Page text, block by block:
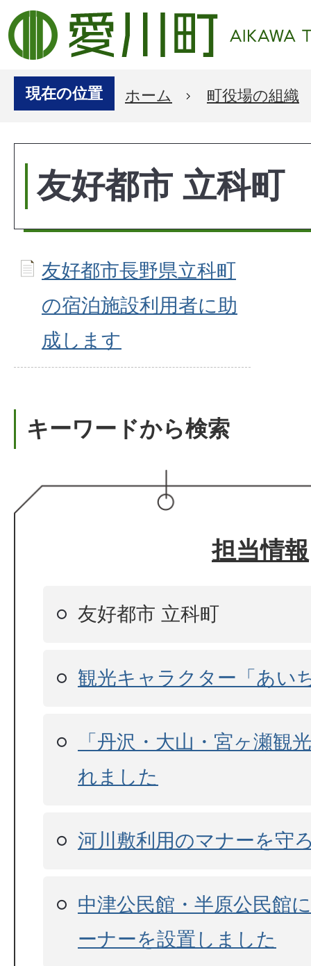
現在の位置 ホーム 町役場の組織
友好都市 立科町
友好都市長野県立科町
の宿泊施設利用者に助
成します
キーワードから検索
担当情報
友好都市 立科町
観光キャラクター「あい
「丹沢・大山・宮ヶ瀬観
れました
河川敷利用のマナーを守
中津公民館・半原公民館
ーナーを設置しました